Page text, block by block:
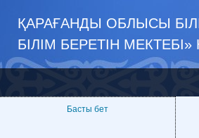
ҚАРАҒАНДЫ ОБЛЫСЫ
БІЛІМ БЕРЕТІН
Басты бет